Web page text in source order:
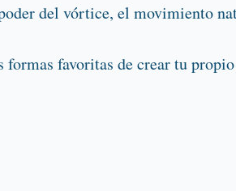
del vórtice, el movimiento
favoritas de crear tu